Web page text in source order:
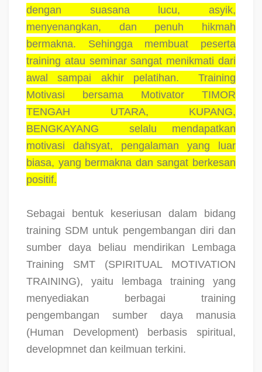
dengan suasana lucu, asyik,
menyenangkan, dan penuh hikmah
bermakna. Sehingga membuat peserta
training atau seminar sangat menikmati dari
awal sampai akhir pelatihan.
Training
Motivasi bersama Motivator TIMOR
TENGAH UTARA, KUPANG,
BENGKAYANG
selalu mendapatkan
motivasi dahsyat, pengalaman yang luar
biasa, yang bermakna dan sangat berkesan
positif.
Sebagai bentuk keseriusan dalam bidang
training SDM untuk pengembangan diri dan
sumber daya beliau mendirikan Lembaga
Training SMT (SPIRITUAL MOTIVATION
TRAINING), yaitu lembaga training yang
menyediakan berbagai training
pengembangan sumber daya manusia
(Human Development) berbasis spiritual,
developmnet dan keilmuan terkini.